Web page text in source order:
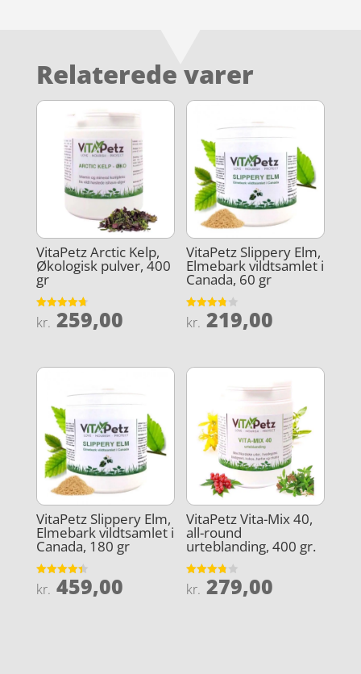
Relaterede varer
VitaPetz Arctic Kelp,
Økologisk pulver, 400
gr
Vurderet
4.7
kr. 259,00
VitaPetz Slippery Elm,
Elmebark vildtsamlet i
Canada, 60 gr
Vurderet
3.8
kr. 219,00
VitaPetz Slippery Elm,
Elmebark vildtsamlet i
Canada, 180 gr
Vurderet
4.4
kr. 459,00
VitaPetz Vita-Mix 40,
all-round
urteblanding, 400 gr.
Vurderet
3.8
kr. 279,00